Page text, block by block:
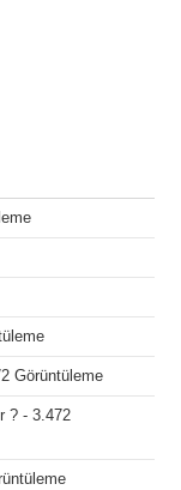
Görüntüleme
? - 3.472